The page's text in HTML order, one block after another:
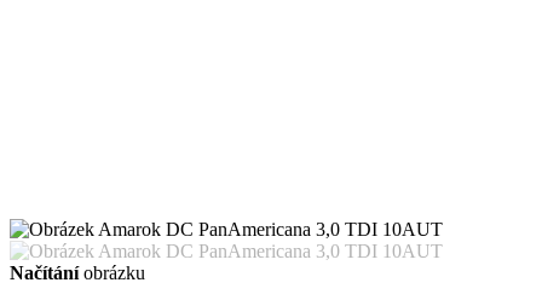
Načítáníobrázku